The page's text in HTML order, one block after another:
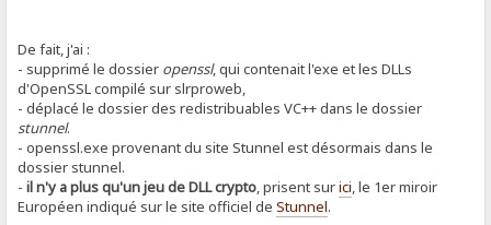
De fait, j'ai :
- supprimé le dossier openssl, qui contenait l'exe et les DLLs
d'OpenSSL compilé sur slrproweb,
- déplacé le dossier des redistribuables VC++ dans le dossier
stunnel.
- openssl.exe provenant du site Stunnel est désormais dans le
dossier stunnel.
-il n'y a plus qu'un jeu de DLL crypto, prisent surici, le 1er miroir
Européen indiqué sur le site officiel deStunnel.